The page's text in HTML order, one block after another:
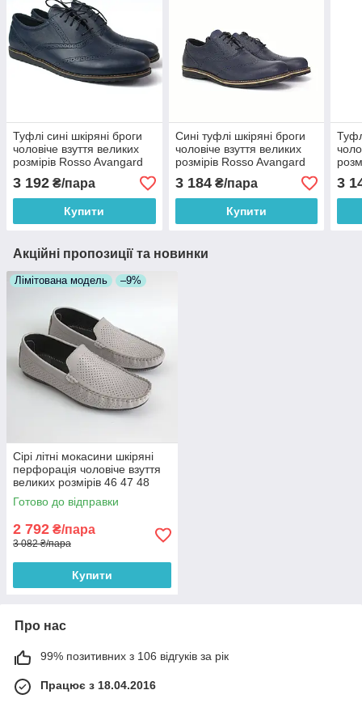
Туфлі сині шкіряні броги
чоловіче взуття великих
розмірів Rosso Avangard
Felicete Breakage Lether
Blu BS
3 192 ₴/пара
Купити
Сині туфлі шкіряні броги
чоловіче взуття великих
розмірів Rosso Avangard
СOMFORT Lether Blu BS
3 184₴/пара
Купити
3
Акційні пропозиції та новинки
Лімітована модель –9%
Сірі літні мокасини шкіряні
перфорація чоловіче взуття
великих розмірів 46 47 48
Rosso Avangard BS M4
PerfGrey
Готово до відправки
2 792 ₴/пара
3 082 ₴/пара
Купити
Про нас
99% позитивних з 106 відгуків за рік
Працює з 18.04.2016